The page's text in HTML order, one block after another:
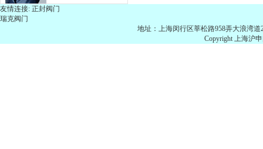
友情连接: 正封阀门
瑞克阀门
地址：上海闵行区莘松路958弄大浪湾道
Copyright 上海沪